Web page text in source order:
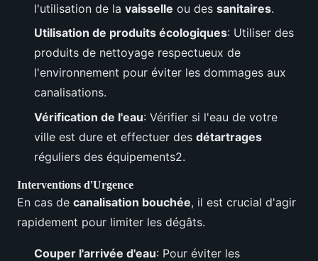
l'utilisation de la vaisselle ou des sanitaires.
Utilisation de produits écologiques: Utiliser des
produits de nettoyage respectueux de
l'environnement pour éviter les dommages aux
canalisations.
Vérification de l'eau: Vérifier si l'eau de votre
ville est dure et effectuer des détartrages
réguliers des équipements2.
Interventions d'Urgence
En cas de canalisation bouchée, il est crucial d'agir
rapidement pour limiter les dégâts.
Couper l'arrivée d'eau: Pour éviter les